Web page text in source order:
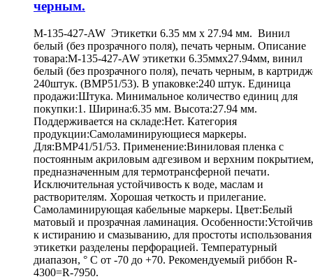
черным.
M-135-427-AW Этикетки 6.35 мм х 27.94 мм. Винил
белый (без прозрачного поля), печать черным. Описание
товара:M-135-427-AW этикетки 6.35ммх27.94мм, винил
белый (без прозрачного поля), печать черным, в
240штук. (BMP51/53). В упаковке:240 штук. Единица
продажи:Штука. Минимальное количество единиц для
покупки:1. Ширина:6.35 мм. Высота:27.94 мм.
Поддерживается на складе:Нет. Категория
продукции:Самоламинирующиеся маркеры.
Для:BMP41/51/53. Применение:Виниловая пленка с
постоянным акриловым адгезивом и верхним покрытием,
предназначенным для термотрансферной печати.
Исключительная устойчивость к воде, маслам и
растворителям. Хорошая четкость и прилегание.
Самоламинирующая кабельные маркеры. Цвет:Белый
матовый и прозрачная ламинация. Особенности:Устойчив
к истиранию и смазыванию, для простоты использования
этикетки разделены перфорацией. Температурный
диапазон, ° С от -70 до +70. Рекомендуемый риббон R-
4300=R-7950.